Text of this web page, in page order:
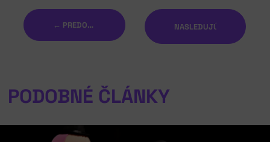
← PREDOŠLÝ NASLEDUJÚCI →
PODOBNÉ ČLÁNKY